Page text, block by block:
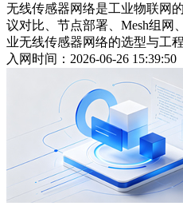
无线传感器网络是工业物联网
议对比、节点部署、Mesh组网
业无线传感器网络的选型与工
入网时间：2026-06-26 15:39:50